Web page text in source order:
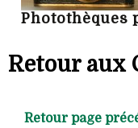
Photothèques
Retour aux
Retour page